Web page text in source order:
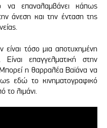
να επαναλαμβάνει κάπως
άνεση και την ένταση της
τόσο μια αποτυχημένη
Είναι επαγγελματική στην
η θαρραλέα Βαϊάνα να
εδώ το κινηματογραφικό
το λιμάνι.